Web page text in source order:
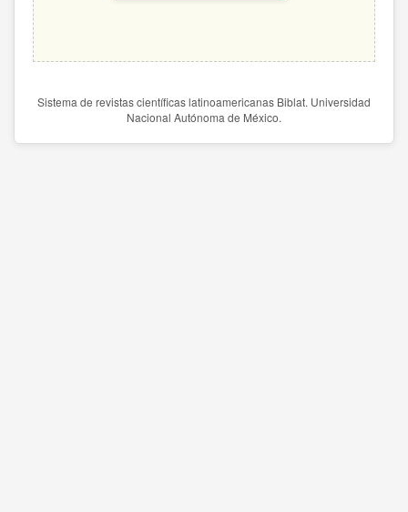
Sistema de revistas científicas latinoamericanas Biblat. Universidad
Nacional Autónoma de México.